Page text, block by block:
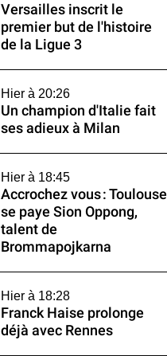
Versailles inscrit le
premier but de l'histoire
de la Ligue 3
Hier à 20:26
Un champion d'Italie fait
ses adieux à Milan
Hier à 18:45
Accrochez vous : Toulouse
se paye Sion Oppong,
talent de
Brommapojkarna
Hier à 18:28
Franck Haise prolonge
déjà avec Rennes